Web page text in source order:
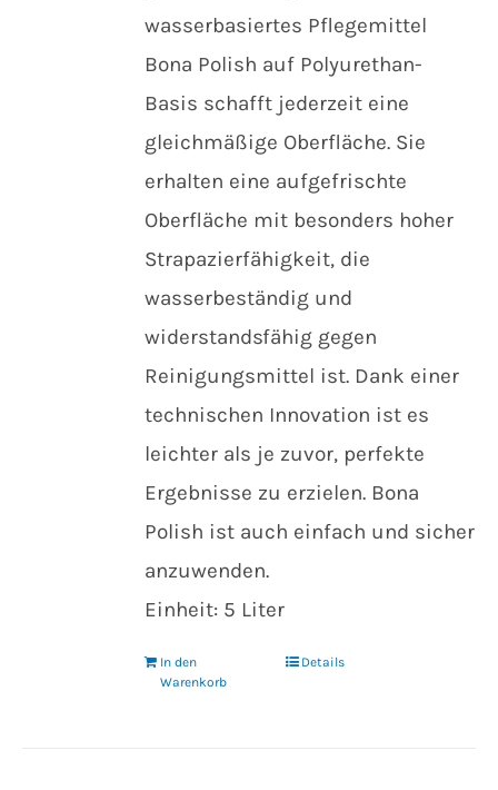
wasserbasiertes Pflegemittel
Bona Polish auf Polyurethan-
Basis schafft jederzeit eine
gleichmäßige Oberfläche. Sie
erhalten eine aufgefrischte
Oberfläche mit besonders hoher
Strapazierfähigkeit, die
wasserbeständig und
widerstandsfähig gegen
Reinigungsmittel ist. Dank einer
technischen Innovation ist es
leichter als je zuvor, perfekte
Ergebnisse zu erzielen. Bona
Polish ist auch einfach und sicher
anzuwenden.
Einheit: 5 Liter
In den
Warenkorb
Details